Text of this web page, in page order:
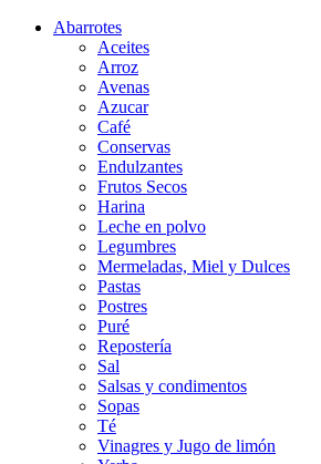
Abarrotes
Aceites
Arroz
Avenas
Azucar
Café
Conservas
Endulzantes
Frutos Secos
Harina
Leche en polvo
Legumbres
Mermeladas, Miel y Dulces
Pastas
Postres
Puré
Repostería
Sal
Salsas y condimentos
Sopas
Té
Vinagres y Jugo de limón